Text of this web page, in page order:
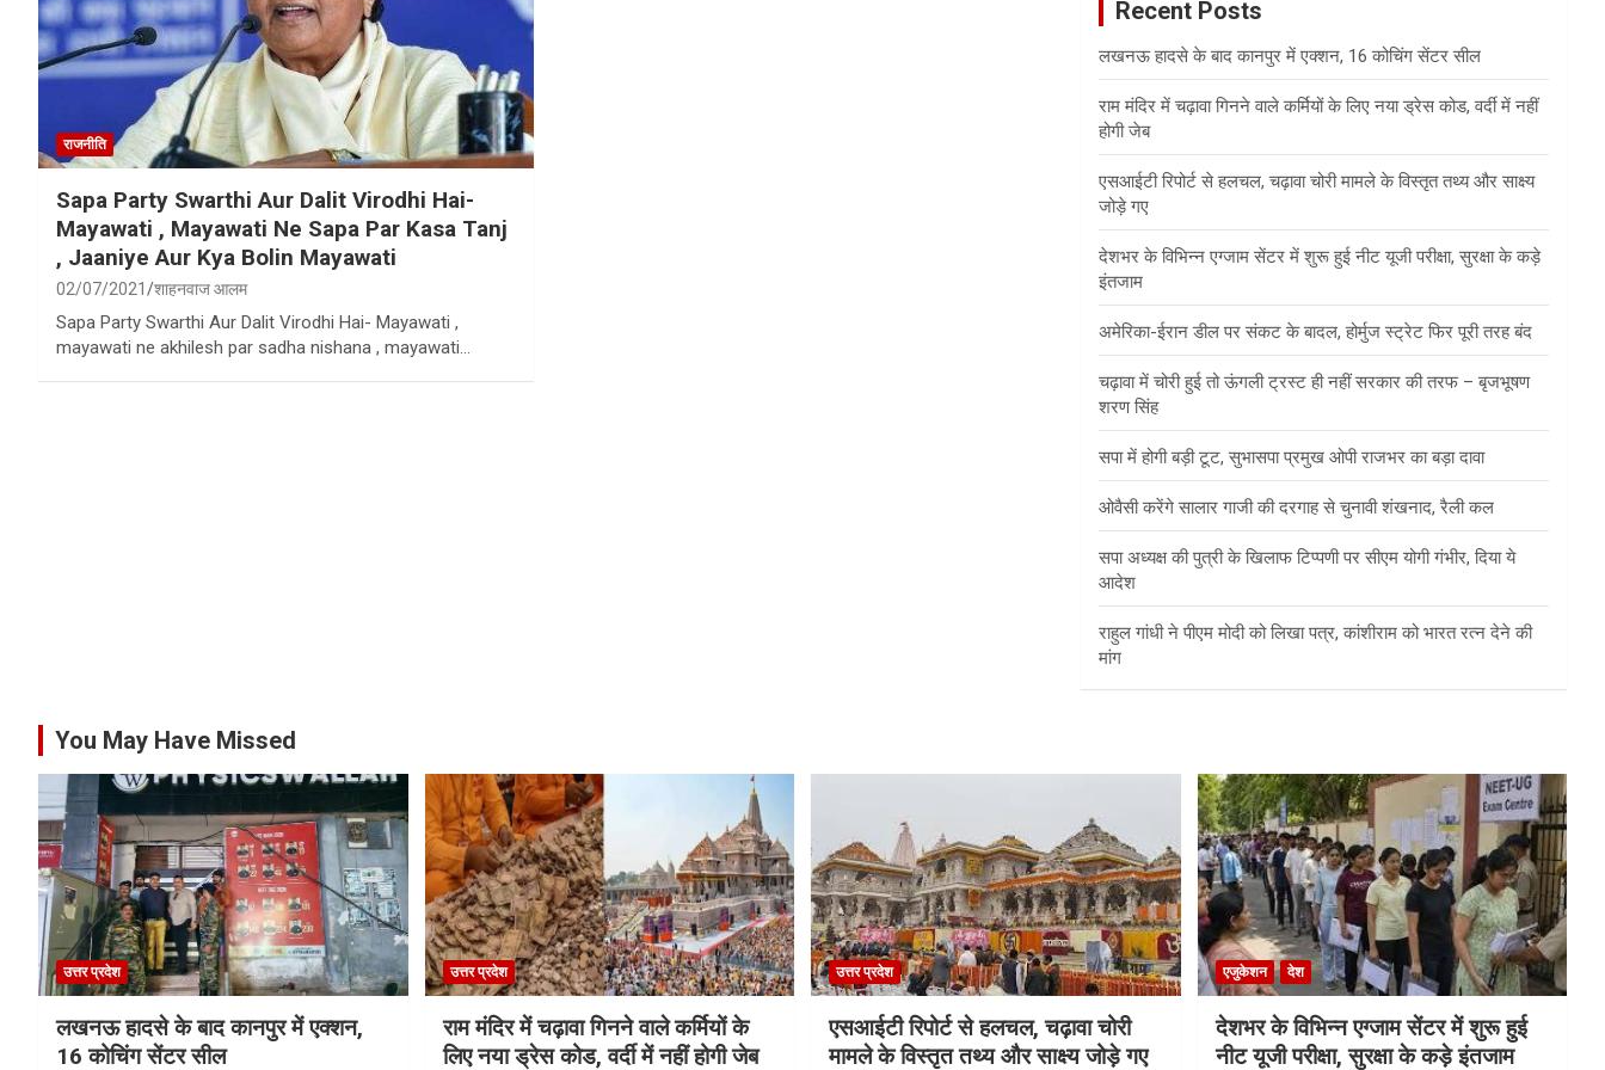
राजनीति
Sapa Party Swarthi Aur Dalit Virodhi Hai-
Mayawati , Mayawati Ne Sapa Par Kasa Tanj
, Jaaniye Aur Kya Bolin Mayawati
02/07/2021 शाहनवाज आलम
Sapa Party Swarthi Aur Dalit Virodhi Hai- Mayawati ,
mayawati ne akhilesh par sadha nishana , mayawati…
Recent Posts
लखनऊ हादसे के बाद कानपुर में एक्शन, 16 कोचिंग सेंटर सील
राम मंदिर में चढ़ावा गिनने वाले कर्मियों के लिए नया ड्रेस कोड, वर्दी में नहीं
होगी जेब
एसआईटी रिपोर्ट से हलचल, चढ़ावा चोरी मामले के विस्तृत तथ्य और साक्ष्य
जोड़े गए
देशभर के विभिन्न एग्जाम सेंटर में शुरू हुई नीट यूजी परीक्षा, सुरक्षा के कड़े
इंतजाम
अमेरिका-ईरान डील पर संकट के बादल, होर्मुज स्ट्रेट फिर पूरी तरह बंद
चढ़ावा में चोरी हुई तो ऊंगली ट्रस्ट ही नहीं सरकार की तरफ – बृजभूषण
शरण सिंह
सपा में होगी बड़ी टूट, सुभासपा प्रमुख ओपी राजभर का बड़ा दावा
ओवैसी करेंगे सालार गाजी की दरगाह से चुनावी शंखनाद, रैली कल
सपा अध्यक्ष की पुत्री के खिलाफ टिप्पणी पर सीएम योगी गंभीर, दिया ये
आदेश
राहुल गांधी ने पीएम मोदी को लिखा पत्र, कांशीराम को भारत रत्न देने की
मांग
You May Have Missed
उत्तर प्रदेश
लखनऊ हादसे के बाद कानपुर में एक्शन,
16 कोचिंग सेंटर सील
उत्तर प्रदेश
राम मंदिर में चढ़ावा गिनने वाले कर्मियों के
लिए नया ड्रेस कोड, वर्दी में नहीं होगी जेब
उत्तर प्रदेश
एसआईटी रिपोर्ट से हलचल, चढ़ावा चोरी
मामले के विस्तृत तथ्य और साक्ष्य जोड़े गए
एजुकेशन देश
देशभर के विभिन्न एग्जाम सेंटर में शुरू हुई
नीट यूजी परीक्षा, सुरक्षा के कड़े इंतजाम